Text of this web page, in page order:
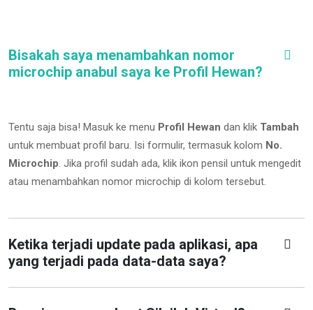
Bisakah saya menambahkan nomor
microchip anabul saya ke Profil Hewan?
Tentu saja bisa! Masuk ke menu Profil Hewan dan klik Tambah
untuk membuat profil baru. Isi formulir, termasuk kolom No.
Microchip. Jika profil sudah ada, klik ikon pensil untuk mengedit
atau menambahkan nomor microchip di kolom tersebut.
Ketika terjadi update pada aplikasi, apa
yang terjadi pada data-data saya?